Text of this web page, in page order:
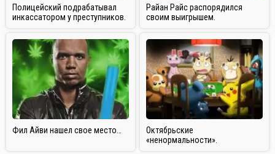
Полицейский подрабатывал
инкассатором у преступников.
Райан Райс распорядился
своим выигрышем.
Фил Айви нашел свое место…
Октябрьские
«ненормальности».